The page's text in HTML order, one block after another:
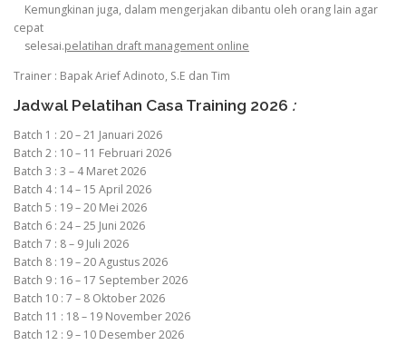
Kemungkinan juga, dalam mengerjakan dibantu oleh orang lain agar
cepat
selesai.pelatihan draft management online
Trainer : Bapak Arief Adinoto, S.E dan Tim
Jadwal Pelatihan Casa Training 2026 :
Batch 1 : 20 – 21 Januari 2026
Batch 2 : 10 – 11 Februari 2026
Batch 3 : 3 – 4 Maret 2026
Batch 4 : 14 – 15 April 2026
Batch 5 : 19 – 20 Mei 2026
Batch 6 : 24 – 25 Juni 2026
Batch 7 : 8 – 9 Juli 2026
Batch 8 : 19 – 20 Agustus 2026
Batch 9 : 16 – 17 September 2026
Batch 10 : 7 – 8 Oktober 2026
Batch 11 : 18 – 19 November 2026
Batch 12 : 9 – 10 Desember 2026